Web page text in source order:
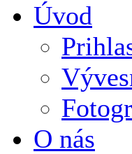
Úvod
O nás